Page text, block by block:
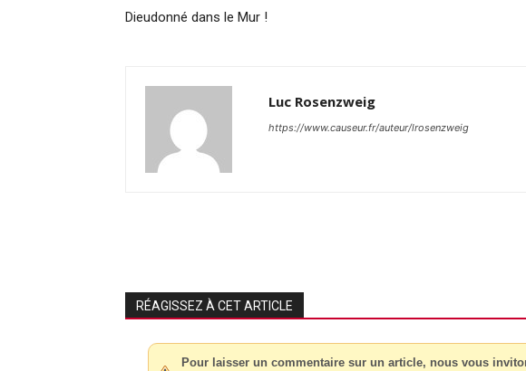
Dieudonné dans le Mur !
Luc Rosenzweig
https://www.causeur.fr/auteur/lrosenzweig
RÉAGISSEZ À CET ARTICLE
Pour laisser un commentaire sur un article, nous vous